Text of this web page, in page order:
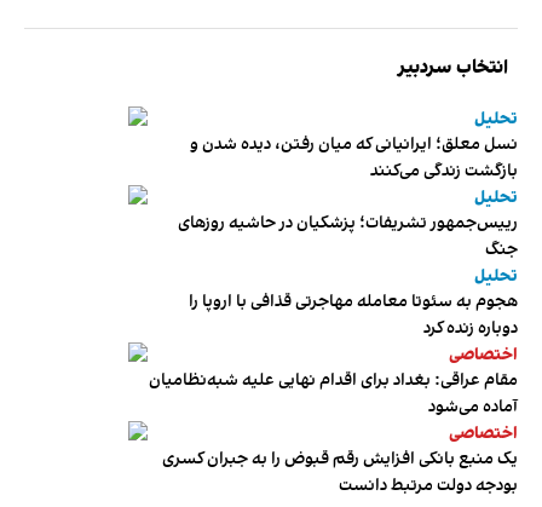
انتخاب سردبیر
تحلیل
نسل معلق؛ ایرانیانی که میان رفتن، دیده شدن و
بازگشت زندگی می‌کنند
تحلیل
رییس‌جمهور تشریفات؛ پزشکیان در حاشیه روزهای
جنگ
تحلیل
هجوم به سئوتا معامله مهاجرتی قذافی با اروپا را
دوباره زنده کرد
اختصاصی
مقام عراقی: بغداد برای اقدام نهایی علیه شبه‌نظامیان
آماده می‌شود
اختصاصی
یک منبع بانکی افزایش رقم قبوض را به جبران کسری
بودجه دولت مرتبط دانست